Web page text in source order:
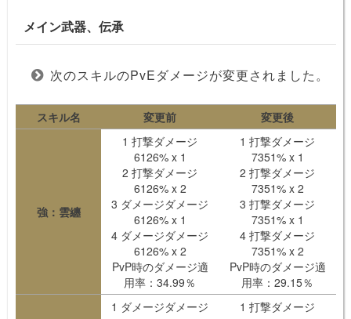
メイン武器、伝承
次のスキルのPvEダメージが変更されました。
スキル名 変更前 変更後
強：雲纏
1 打撃ダメージ
6126% x 1
2 打撃ダメージ
6126% x 2
3 ダメージダメージ
6126% x 1
4 ダメージダメージ
6126% x 2
PvP時のダメージ適
用率：34.99％
1 打撃ダメージ
7351% x 1
2 打撃ダメージ
7351% x 2
3 打撃ダメージ
7351% x 1
4 打撃ダメージ
7351% x 2
PvP時のダメージ適
用率：29.15％
1 ダメージダメージ
1 打撃ダメージ